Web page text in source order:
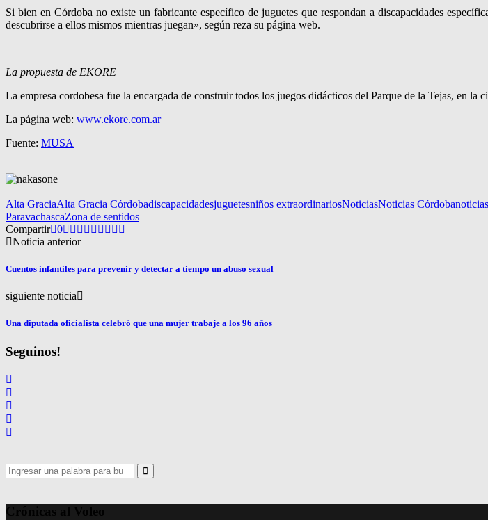
Si bien en Córdoba no existe un fabricante específico de juguetes que respondan a discapacidades
descubrirse a ellos mismos mientras juegan», según reza su página web.
La propuesta de EKORE
La empresa cordobesa fue la encargada de construir todos los juegos didácticos del Parque de la Tejas, en la
La página web: www.ekore.com.ar
Fuente: MUSA
Alta GraciaAlta Gracia Córdobadiscapacidadesjuguetesniños extraordinariosNoticiasNoticias Córdoba
ParavachascaZona de sentidos
Compartir 0
Noticia anterior
Cuentos infantiles para prevenir y detectar a tiempo un abuso sexual
siguiente noticia
Una diputada oficialista celebró que una mujer trabaje a los 96 años
Seguinos!
Search
for:
Search
Crónicas al Voleo